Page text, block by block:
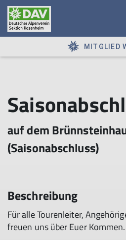
MITGLIED
auf dem
(Saisonabschluss)
Beschreibung
Für alle Tourenleiter,
freuen uns über Euer Kommen.